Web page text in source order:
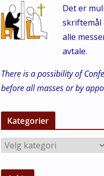
Det er
skriftemål
alle
avtale.
There is a possibility of
before all masses or by
Kategorier
K
a
t